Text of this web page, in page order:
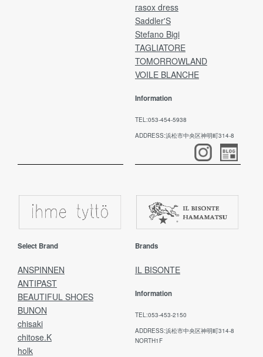
rasox dress
Saddler'S
Stefano Bigi
TAGLIATORE
TOMORROWLAND
VOILE BLANCHE
Information
TEL:053-454-5938
ADDRESS:浜松市中央区神明町314-8
Select Brand
ANSPINNEN
ANTIPAST
BEAUTIFUL SHOES
BUNON
chisaki
chitose.K
holk
Brands
IL BISONTE
Information
TEL:053-453-2150
ADDRESS:浜松市中央区神明町314-8
NORTH1F